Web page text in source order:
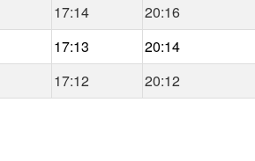
17:14 20:16
17:13 20:14
17:12 20:12